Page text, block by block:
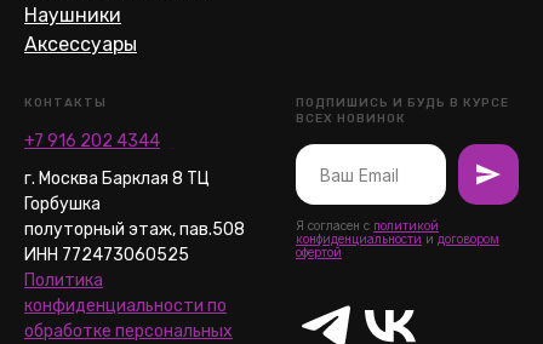
Наушники
Аксессуары
КОНТАКТЫ
+7 916 202 4344
г. Москва Барклая 8 ТЦ
Горбушка
полуторный этаж, пав.508
ИНН 772473060525
Политика
конфиденциальности по
обработке персональных
ПОДПИШИСЬ И БУДЬ В КУРСЕ
ВСЕХ НОВИНОК
Я согласен с политикой
конфиденциальности и договором
офертой